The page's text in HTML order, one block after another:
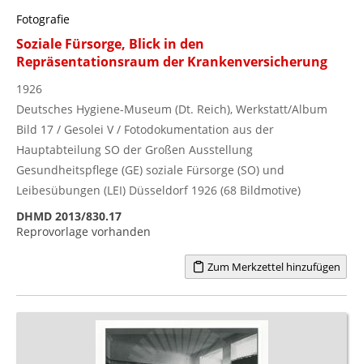
Fotografie
Soziale Fürsorge, Blick in den
Repräsentationsraum der Krankenversicherung
1926
Deutsches Hygiene-Museum (Dt. Reich), Werkstatt/Album
Bild 17 / Gesolei V / Fotodokumentation aus der
Hauptabteilung SO der Großen Ausstellung
Gesundheitspflege (GE) soziale Fürsorge (SO) und
Leibesübungen (LEI) Düsseldorf 1926 (68 Bildmotive)
DHMD 2013/830.17
Reprovorlage vorhanden
Zum Merkzettel hinzufügen